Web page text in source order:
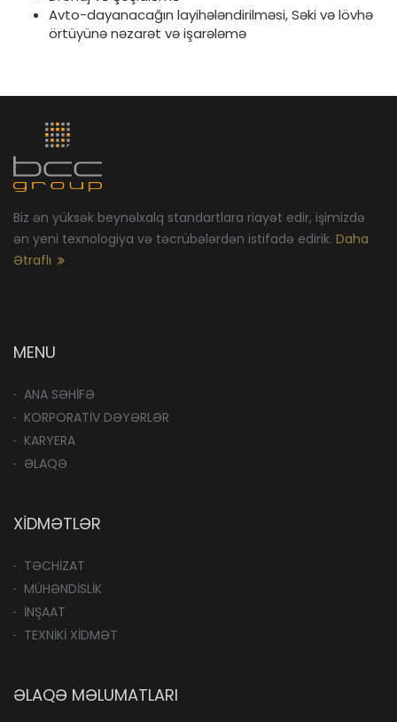
Avto-dayanacağın layihələndirilməsi, Səki və lövhə
örtüyünə nəzarət və işarələmə
Biz ən yüksək beynəlxalq standartlara riayət edir, işimizdə
ən yeni texnologiya və təcrübələrdən istifadə edirik. Daha
Ətraflı
MENU
ANA SƏHİFƏ
KORPORATİV DƏYƏRLƏR
KARYERA
ƏLAQƏ
XİDMƏTLƏR
TƏCHİZAT
MÜHƏNDİSLİK
İNŞAAT
TEXNİKİ XİDMƏT
ƏLAQƏ MƏLUMATLARI